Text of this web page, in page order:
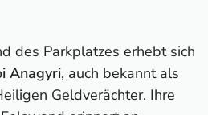
des Parkplatzes erhebt sich
Anagyri, auch bekannt als
Geldverächter. Ihre